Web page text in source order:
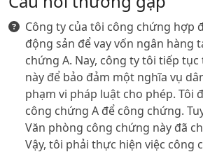
Công ty của tôi công chứng hợp
động sản để vay vốn ngân hàng
chứng A. Nay, công ty tôi tiếp tục
này để bảo đảm một nghĩa vụ
phạm vi pháp luật cho phép. Tôi
công chứng A để công chứng.
Văn phòng công chứng này đã
Vậy, tôi phải thực hiện việc công